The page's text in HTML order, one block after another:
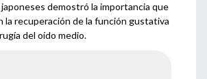
demostró la importancia que
la recuperación de la función gustativa
del oído medio.